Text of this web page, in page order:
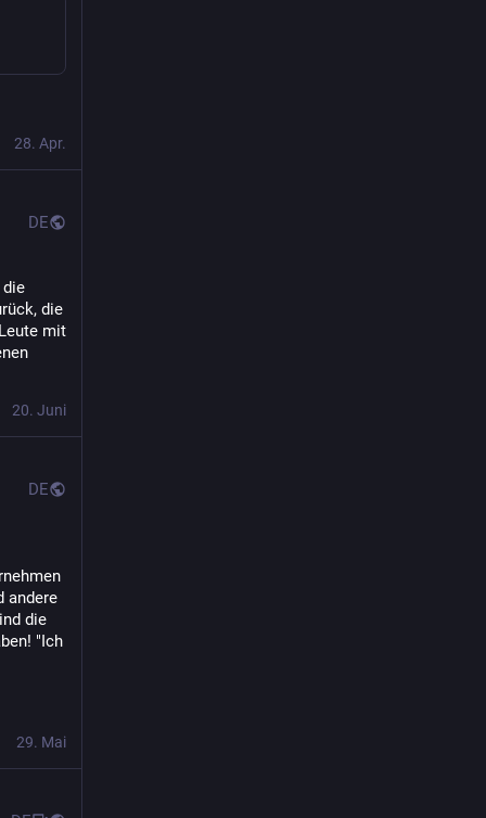
28. Apr.
DE
die
die
mit
20. Juni
DE
andere
die
"Ich
29. Mai